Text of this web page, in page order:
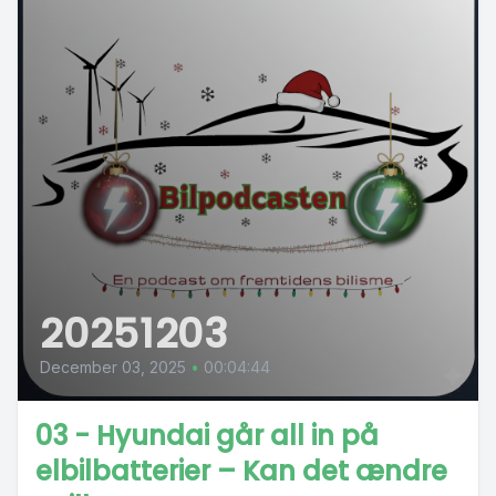
20251203
December 03, 2025 • 00:04:44
03 - Hyundai går all in på
elbilbatterier – Kan det ændre